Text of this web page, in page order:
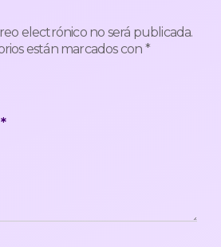
electrónico no será publicada.
están marcados con *
*